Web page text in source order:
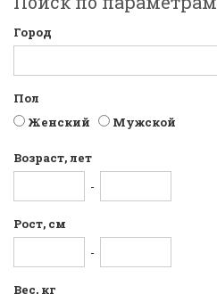
Город
Пол
Женский
Мужской
Возраст, лет
-
Рост, см
-
Вес, кг